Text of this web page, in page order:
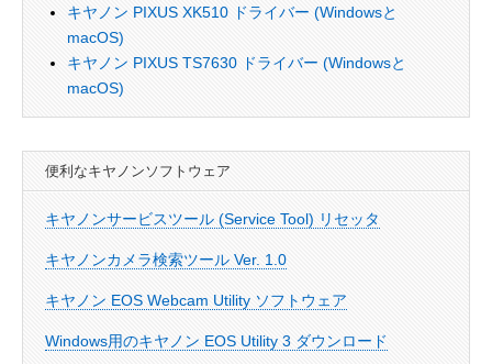
キヤノン PIXUS XK510 ドライバー (Windowsと
macOS)
キヤノン PIXUS TS7630 ドライバー (Windowsと
macOS)
便利なキヤノンソフトウェア
キヤノンサービスツール (Service Tool) リセッタ
キヤノンカメラ検索ツール Ver. 1.0
キヤノン EOS Webcam Utility ソフトウェア
Windows用のキヤノン EOS Utility 3 ダウンロード